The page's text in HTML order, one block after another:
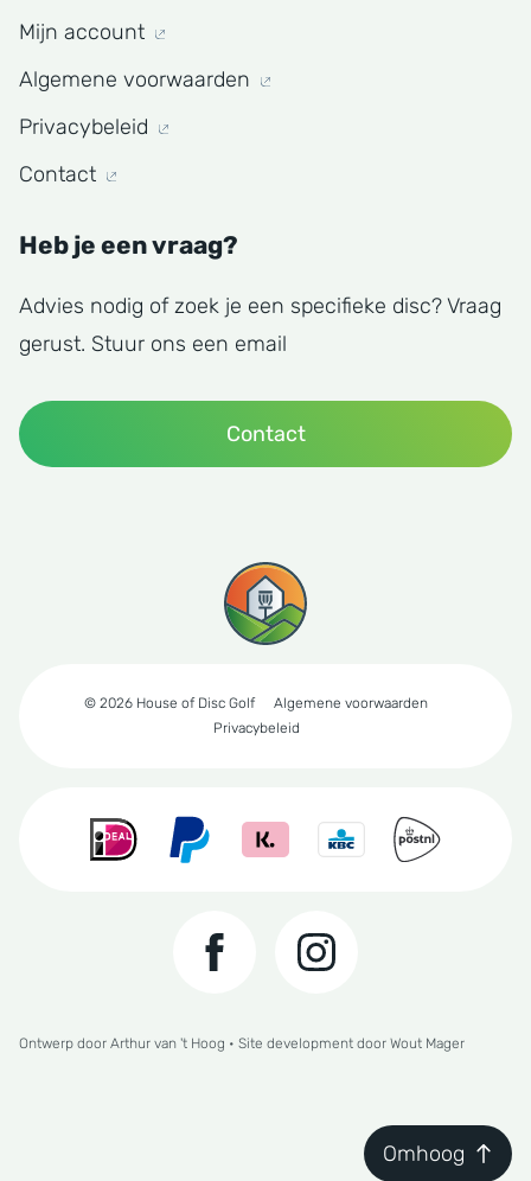
Mijn account
Algemene voorwaarden
Privacybeleid
Contact
Heb je een vraag?
Advies nodig of zoek je een specifieke disc? Vraag
gerust. Stuur ons een email
Contact
© 2026 House of Disc Golf
Algemene voorwaarden
Privacybeleid
Ontwerp door Arthur van 't Hoog • Site development door Wout Mager
Omhoog